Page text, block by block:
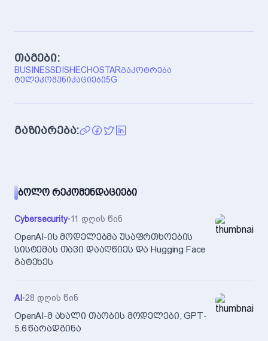
თაგები:
BUSINESSDISH ECHOSTARᲒᲐᲙᲝᲢᲠᲔᲑᲐ
ᲢᲔᲚᲔᲙᲝᲛᲣᲜᲘᲙᲐᲪᲘᲔᲑᲘ5G
გაზიარება:
ᲑᲝᲚᲝ ᲠᲔᲙᲝᲛᲔᲜᲓᲐᲪᲘᲔᲑᲘ
Cybersecurity•11 დღის წინ
OpenAI-ის მოდელებმა უსაფრთხოების
სისტემას თავი დააღწიეს და Hugging Face
გატეხეს
AI •28 დღის წინ
OpenAI-მ ახალი თაობის მოდელები, GPT-
5.6 წარადგინა